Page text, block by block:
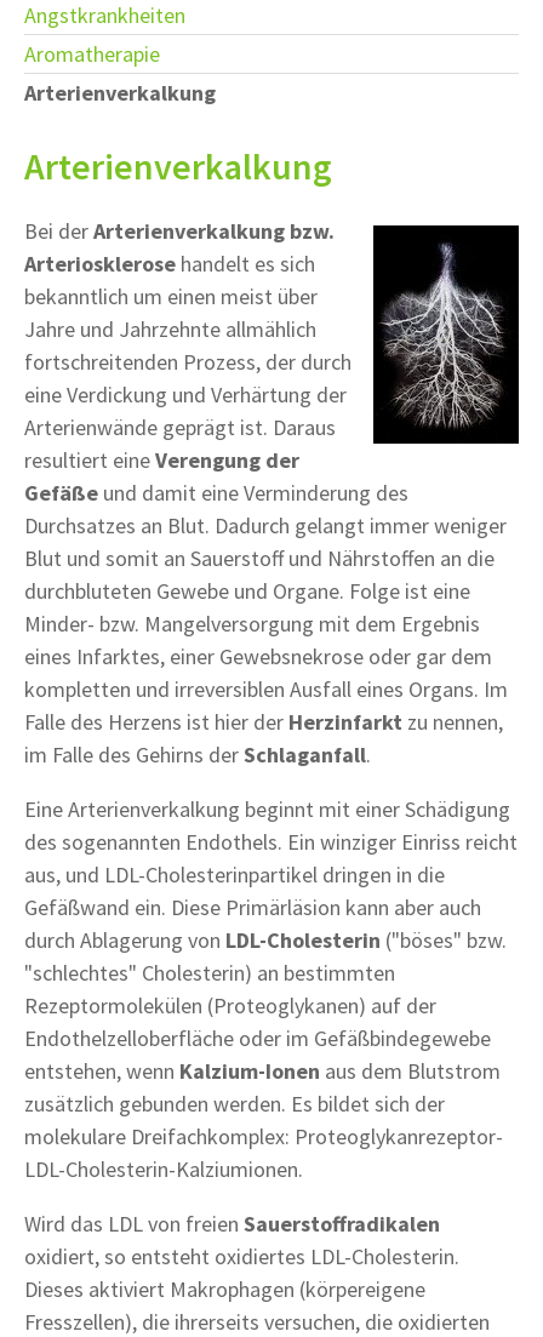
Angstkrankheiten
Aromatherapie
Arterienverkalkung
Arterienverkalkung
Bei derArterienverkalkung bzw.
Arteriosklerose handelt es sich
bekanntlich um einen meist über
Jahre und Jahrzehnte allmählich
fortschreitenden Prozess, der durch
eine Verdickung und Verhärtung der
Arterienwände geprägt ist. Daraus
resultiert eineVerengung der
Gefäße und damit eine Verminderung des
Durchsatzes an Blut. Dadurch gelangt immer weniger
Blut und somit an Sauerstoff und Nährstoffen an die
durchbluteten Gewebe und Organe. Folge ist eine
Minder- bzw. Mangelversorgung mit dem Ergebnis
eines Infarktes, einer Gewebsnekrose oder gar dem
kompletten und irreversiblen Ausfall eines Organs. Im
Falle des Herzens ist hier der Herzinfarkt zu nennen,
im Falle des Gehirns derSchlaganfall.
Eine Arterienverkalkung beginnt mit einer Schädigung
des sogenannten Endothels. Ein winziger Einriss reicht
aus, und LDL-Cholesterinpartikel dringen in die
Gefäßwand ein. Diese Primärläsion kann aber auch
durch Ablagerung von LDL-Cholesterin ("böses" bzw.
"schlechtes" Cholesterin) an bestimmten
Rezeptormolekülen (Proteoglykanen) auf der
Endothelzelloberfläche oder im Gefäßbindegewebe
entstehen, wenn Kalzium-Ionen aus dem Blutstrom
zusätzlich gebunden werden. Es bildet sich der
molekulare Dreifachkomplex: Proteoglykanrezeptor-
LDL-Cholesterin-Kalziumionen.
Wird das LDL von freien Sauerstoffradikalen
oxidiert, so entsteht oxidiertes LDL-Cholesterin.
Dieses aktiviert Makrophagen (körpereigene
Fresszellen), die ihrerseits versuchen, die oxidierten